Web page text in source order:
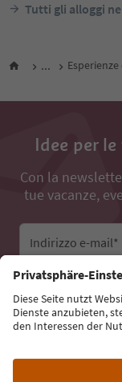
Tutti gli alloggi
...
Idee per
Con la
tue vacanze,
Indirizzo e-mail*